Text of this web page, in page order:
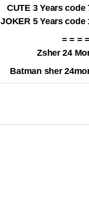
CUTE 3 Years code
JOKER 5 Years code
= = =
Zsher 24
Batman sher